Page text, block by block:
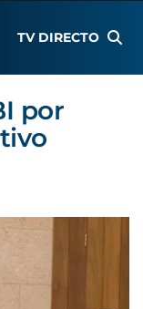
TV DIRECTO
por